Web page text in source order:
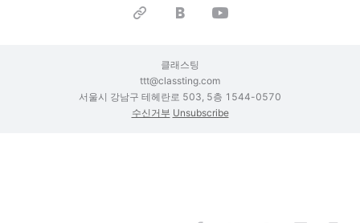
클래스팅
ttt@classting.com
서울시 강남구 테헤란로 503, 5층 1544-0570
수신거부 Unsubscribe